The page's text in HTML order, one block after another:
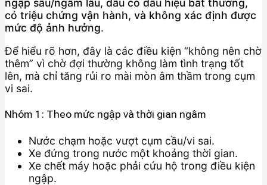
ngập sâu/ngâm lâu, dầu có dấu hiệu bất thường,
có triệu chứng vận hành, và không xác định được
mức độ ảnh hưởng.
Để hiểu rõ hơn, đây là các điều kiện “không nên chờ
thêm” vì chờ đợi thường không làm tình trạng tốt
lên, mà chỉ tăng rủi ro mài mòn âm thầm trong cụm
vi sai.
Nhóm 1: Theo mức ngập và thời gian ngâm
Nước chạm hoặc vượt cụm cầu/vi sai.
Xe đứng trong nước một khoảng thời gian.
Xe chết máy hoặc phải cứu hộ trong điều kiện
ngập.